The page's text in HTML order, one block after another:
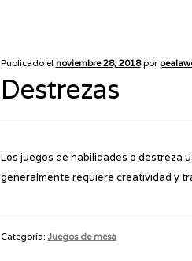
Publicado el noviembre 28, 2018 por
Destrezas
Los juegos de habilidades o destreza
generalmente requiere creatividad y
Categoría: Juegos de mesa